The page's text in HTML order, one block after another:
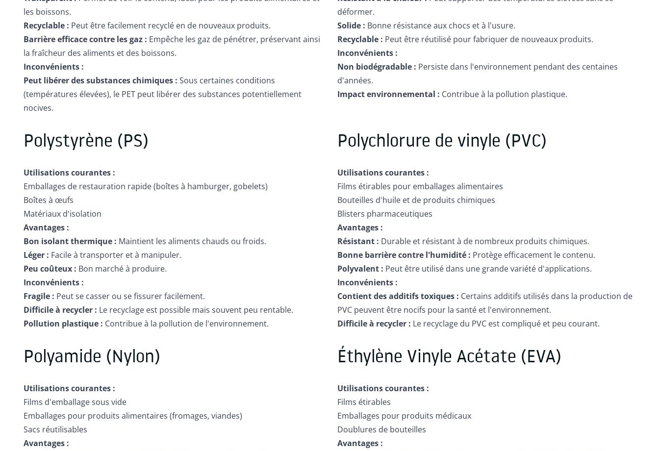
les boissons.
Recyclable : Peut être facilement recyclé en de nouveaux produits.
Barrière efficace contre les gaz : Empêche les gaz de pénétrer, préservant ainsi
la fraîcheur des aliments et des boissons.
Inconvénients :
Peut libérer des substances chimiques : Sous certaines conditions
(températures élevées), le PET peut libérer des substances potentiellement
nocives.
déformer.
Solide : Bonne résistance aux chocs et à l'usure.
Recyclable : Peut être réutilisé pour fabriquer de nouveaux produits.
Inconvénients :
Non biodégradable : Persiste dans l'environnement pendant des centaines
d'années.
Impact environnemental : Contribue à la pollution plastique.
Polystyrène (PS)
Utilisations courantes :
Emballages de restauration rapide (boîtes à hamburger, gobelets)
Boîtes à œufs
Matériaux d'isolation
Avantages :
Bon isolant thermique : Maintient les aliments chauds ou froids.
Léger : Facile à transporter et à manipuler.
Peu coûteux : Bon marché à produire.
Inconvénients :
Fragile : Peut se casser ou se fissurer facilement.
Difficile à recycler : Le recyclage est possible mais souvent peu rentable.
Pollution plastique : Contribue à la pollution de l'environnement.
Polychlorure de vinyle (PVC)
Utilisations courantes :
Films étirables pour emballages alimentaires
Bouteilles d'huile et de produits chimiques
Blisters pharmaceutiques
Avantages :
Résistant : Durable et résistant à de nombreux produits chimiques.
Bonne barrière contre l'humidité : Protège efficacement le contenu.
Polyvalent : Peut être utilisé dans une grande variété d'applications.
Inconvénients :
Contient des additifs toxiques : Certains additifs utilisés dans la production de
PVC peuvent être nocifs pour la santé et l'environnement.
Difficile à recycler : Le recyclage du PVC est compliqué et peu courant.
Polyamide (Nylon)
Utilisations courantes :
Films d'emballage sous vide
Emballages pour produits alimentaires (fromages, viandes)
Sacs réutilisables
Avantages :
Éthylène Vinyle Acétate (EVA)
Utilisations courantes :
Films étirables
Emballages pour produits médicaux
Doublures de bouteilles
Avantages :